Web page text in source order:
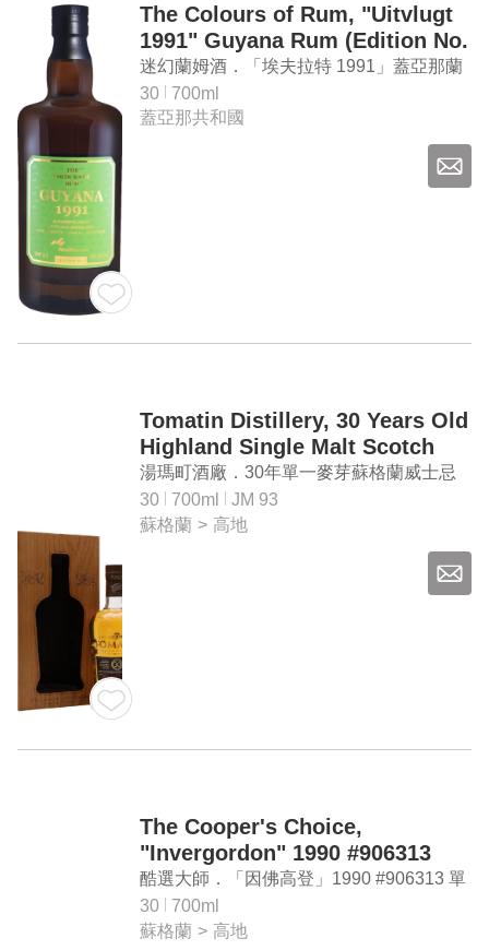
The Colours of Rum, "Uitvlugt
1991" Guyana Rum (Edition No.
7)
迷幻蘭姆酒．「埃夫拉特 1991」蓋亞那蘭
姆酒（第7版）
30
700ml
蓋亞那共和國
Tomatin Distillery, 30 Years Old
Highland Single Malt Scotch
Whisky
湯瑪町酒廠．30年單一麥芽蘇格蘭威士忌
30
700ml
JM 93
蘇格蘭 > 高地
The Cooper's Choice,
"Invergordon" 1990 #906313
Single Cask Scotch Whisky
酷選大師．「因佛高登」1990 #906313 單
一桶威士忌
30
700ml
蘇格蘭 > 高地